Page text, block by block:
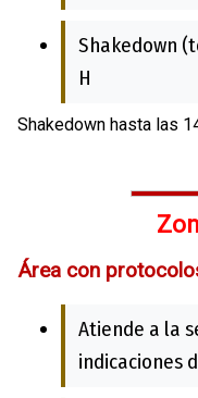
Shakedown
H
Shakedown hasta las
Área con
Atiende a la
indicaciones